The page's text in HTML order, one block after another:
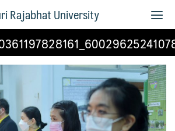
Rajabhat University